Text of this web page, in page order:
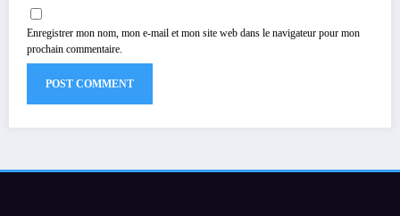
Enregistrer mon nom, mon e-mail et mon site web dans le navigateur pour mon
prochain commentaire.